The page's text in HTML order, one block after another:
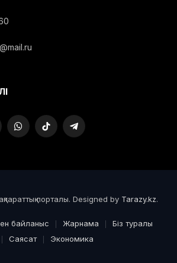
WhatsAppTikTok Telegram
порталы. Designed by Tarazy.kz.
байланыс Жарнама
Біз туралы
Саясат
Экономика